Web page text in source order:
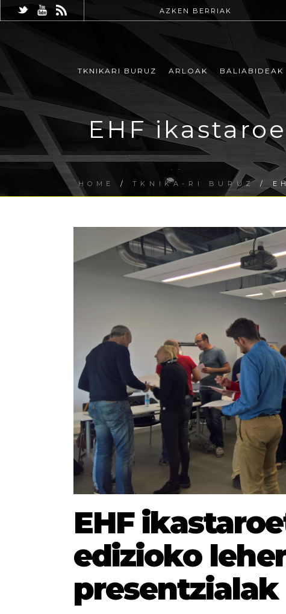
AZKEN BERRIAK
TKNIKARI BURUZ ARLOAK BALIABIDEAK
EHF
HOME / TKNIKA-RI BURUZ /
EHF
edizioko
presentzialak